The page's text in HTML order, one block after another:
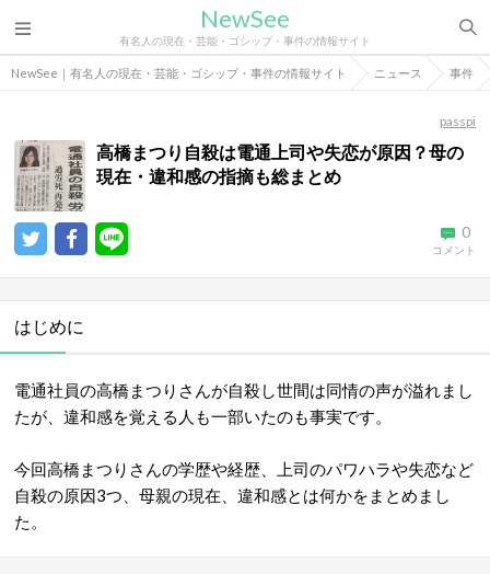
NewSee
有名人の現在・芸能・ゴシップ・事件の情報サイト
NewSee｜有名人の現在・芸能・ゴシップ・事件の情報サイト ニュース 事件
passpi
高橋まつり自殺は電通上司や失恋が原因？母の
現在・違和感の指摘も総まとめ
0
コメント
はじめに
電通社員の高橋まつりさんが自殺し世間は同情の声が溢れまし
たが、違和感を覚える人も一部いたのも事実です。
今回高橋まつりさんの学歴や経歴、上司のパワハラや失恋など
自殺の原因3つ、母親の現在、違和感とは何かをまとめまし
た。